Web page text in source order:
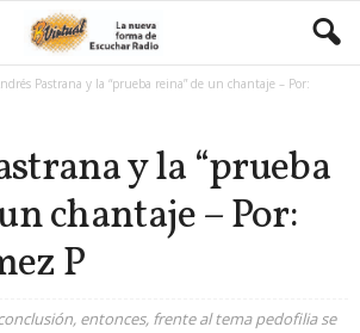
Pastrana y la “prueba reina” de un chantaje – Por:
y la “prueba
chantaje – Por:
P
entonces, frente al tema pedofilia se